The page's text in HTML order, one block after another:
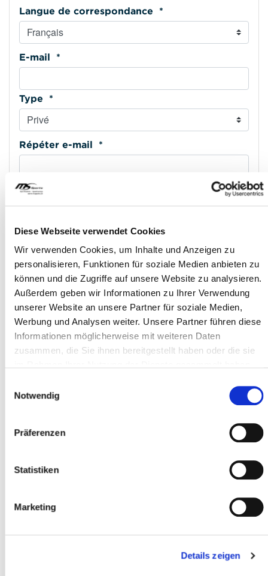
Diese Webseite verwendet Cookies
Wir verwenden Cookies, um Inhalte und Anzeigen zu
personalisieren, Funktionen für soziale Medien anbieten zu
können und die Zugriffe auf unsere Website zu analysieren.
Außerdem geben wir Informationen zu Ihrer Verwendung
unserer Website an unsere Partner für soziale Medien,
Werbung und Analysen weiter. Unsere Partner führen diese
Informationen möglicherweise mit weiteren Daten
zusammen, die Sie ihnen bereitgestellt haben oder die sie
Notwendig
Präferenzen
Statistiken
Marketing
Details zeigen
Langue de correspondance *
E-mail *
Type *
Répéter e-mail *
Type *
Adresse ligne 1 *
Code postal *
Participant
Ajouter des participants
J'ai lula politique de confidentialitéet je